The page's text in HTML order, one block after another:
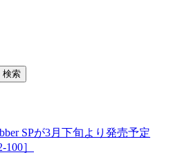
SPが3月下旬より発売予定
100］